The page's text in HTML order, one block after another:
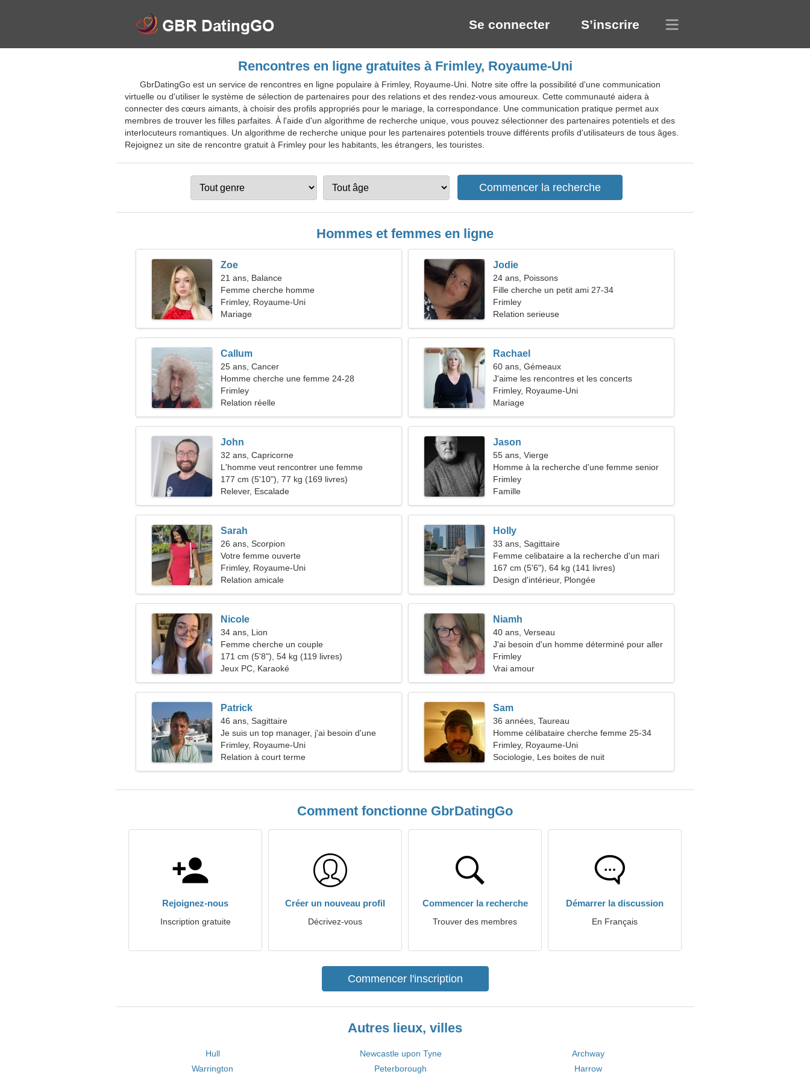
Se connecter S’inscrire
Rencontres en ligne gratuites à Frimley, Royaume-Uni
GbrDatingGo est un service de rencontres en ligne populaire à Frimley, Royaume-Uni. Notre site offre la possibilité d'une communication
virtuelle ou d'utiliser le système de sélection de partenaires pour des relations et des rendez-vous amoureux. Cette communauté aidera à
connecter des cœurs aimants, à choisir des profils appropriés pour le mariage, la correspondance. Une communication pratique permet aux
membres de trouver les filles parfaites. À l'aide d'un algorithme de recherche unique, vous pouvez sélectionner des partenaires potentiels et des
interlocuteurs romantiques. Un algorithme de recherche unique pour les partenaires potentiels trouve différents profils d'utilisateurs de tous âges.
Rejoignez un site de rencontre gratuit à Frimley pour les habitants, les étrangers, les touristes.
Hommes et femmes en ligne
Zoe
21 ans, Balance
Femme cherche homme
Frimley, Royaume-Uni
Mariage
Jodie
24 ans, Poissons
Fille cherche un petit ami 27-34
Frimley
Relation serieuse
Callum
25 ans, Cancer
Homme cherche une femme 24-28
Frimley
Relation réelle
Rachael
60 ans, Gémeaux
J'aime les rencontres et les concerts
Frimley, Royaume-Uni
Mariage
John
32 ans, Capricorne
L'homme veut rencontrer une femme
177 cm (5'10"), 77 kg (169 livres)
Relever, Escalade
Jason
55 ans, Vierge
Homme à la recherche d'une femme senior
46-50
Frimley
Famille
Sarah
26 ans, Scorpion
Votre femme ouverte
Frimley, Royaume-Uni
Relation amicale
Holly
33 ans, Sagittaire
Femme celibataire a la recherche d'un mari
38-40
167 cm (5'6"), 64 kg (141 livres)
Design d'intérieur, Plongée
Nicole
34 ans, Lion
Femme cherche un couple
171 cm (5'8"), 54 kg (119 livres)
Jeux PC, Karaoké
Niamh
40 ans, Verseau
J'ai besoin d'un homme déterminé pour aller
camper ensemble
Frimley
Vrai amour
Patrick
46 ans, Sagittaire
Je suis un top manager, j'ai besoin d'une
femme gracieuse
Frimley, Royaume-Uni
Relation à court terme
Sam
36 années, Taureau
Homme célibataire cherche femme 25-34
Frimley, Royaume-Uni
Sociologie, Les boites de nuit
Comment fonctionne GbrDatingGo
Rejoignez-nous
Inscription gratuite
Créer un nouveau profil
Décrivez-vous
Commencer la recherche
Trouver des membres
Démarrer la discussion
En Français
Commencer l'inscription
Autres lieux, villes
Hull Newcastle upon Tyne
Archway
Warrington
Peterborough
Harrow